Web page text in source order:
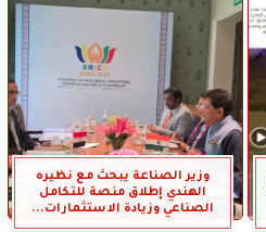
وزير الصناعة يبحث مع نظيره
الهندي إطلاق منصة للتكامل
الصناعي وزيادة الاستثمارات...